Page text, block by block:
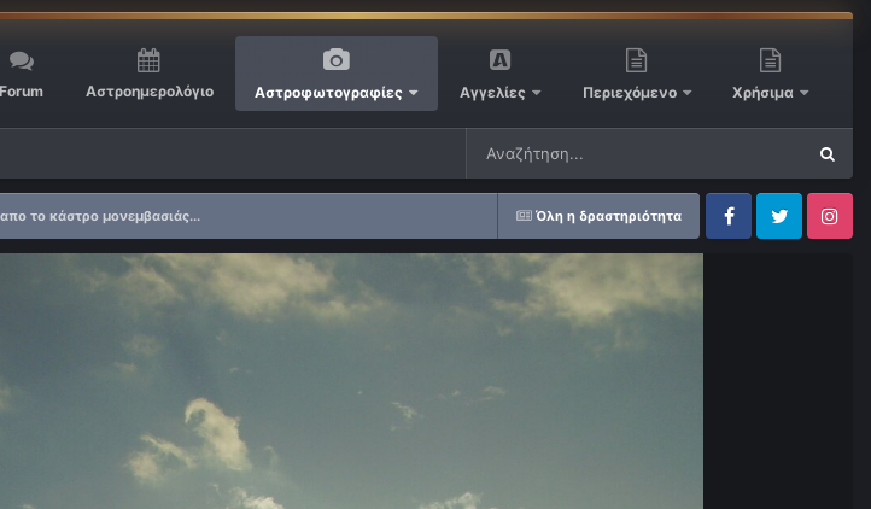
Forum Αστροημερολόγιο Αστροφωτογραφίες Αγγελίες Περιεχόμενο Χρήσιμα
Όλη η δραστηριότητα
το κάστρο μονεμβασιάς...
FacebookTwitter Instagram